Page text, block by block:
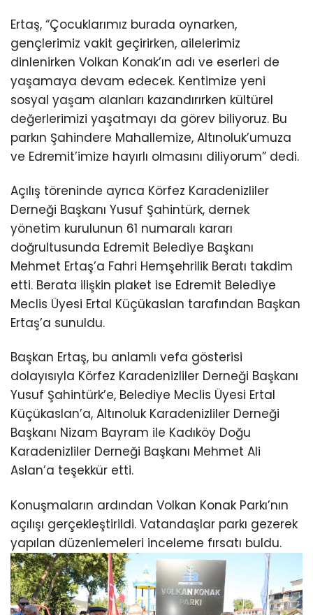
Ertaş, “Çocuklarımız burada oynarken,
gençlerimiz vakit geçirirken, ailelerimiz
dinlenirken Volkan Konak’ın adı ve eserleri de
yaşamaya devam edecek. Kentimize yeni
sosyal yaşam alanları kazandırırken kültürel
değerlerimizi yaşatmayı da görev biliyoruz. Bu
parkın Şahindere Mahallemize, Altınoluk’umuza
ve Edremit’imize hayırlı olmasını diliyorum” dedi.
Açılış töreninde ayrıca Körfez Karadenizliler
Derneği Başkanı Yusuf Şahintürk, dernek
yönetim kurulunun 61 numaralı kararı
doğrultusunda Edremit Belediye Başkanı
Mehmet Ertaş’a Fahri Hemşehrilik Beratı takdim
etti. Berata ilişkin plaket ise Edremit Belediye
Meclis Üyesi Ertal Küçükaslan tarafından Başkan
Ertaş’a sunuldu.
Başkan Ertaş, bu anlamlı vefa gösterisi
dolayısıyla Körfez Karadenizliler Derneği Başkanı
Yusuf Şahintürk’e, Belediye Meclis Üyesi Ertal
Küçükaslan’a, Altınoluk Karadenizliler Derneği
Başkanı Nizam Bayram ile Kadıköy Doğu
Karadenizliler Derneği Başkanı Mehmet Ali
Aslan’a teşekkür etti.
Konuşmaların ardından Volkan Konak Parkı’nın
açılışı gerçekleştirildi. Vatandaşlar parkı gezerek
yapılan düzenlemeleri inceleme fırsatı buldu.